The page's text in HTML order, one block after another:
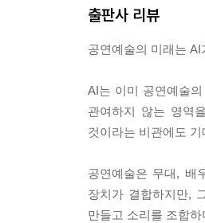
객은 이를 통해 디지
는 본질적인 기능과
---『06_“AI 아우라의
이러한 공연예술에
지 않음에도, 완벽하
---『09_“낙관적이지 않
출판사 리뷰
공연예술의 미래는
AI는 이미 공연예술
관여하지 않는 영역
것이라는 비관에도
공연예술은 무대, 배
장치가 결합하지만,
만들고 소리를 조합